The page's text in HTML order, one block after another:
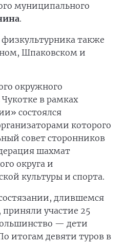
муниципального
.
также
Шпаковском и
окружного
в рамках
состоялся
которого
совет сторонников
шахмат
округа и
культуры и спорта.
длившемся
приняли участие 25
— дети
итогам девяти туров в